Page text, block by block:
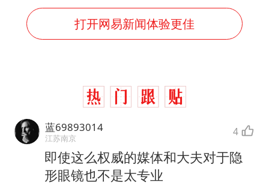
打开网易新闻体验更佳
蓝69893014
江苏南京 4
即使这么权威的媒体和大夫对于隐
形眼镜也不是太专业